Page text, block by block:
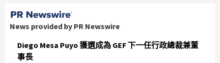
News provided by PR Newswire
Diego Mesa Puyo 獲選成為 GEF 下一任行政總裁兼董
事長